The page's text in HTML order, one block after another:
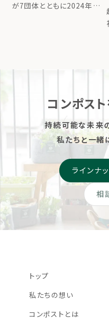
ためのトレーニン
が7団体とともに2024年に
コンポス
持続可能な未来
私たちと一緒
相
ラインナ
トップ
私たちの想い
コンポストとは